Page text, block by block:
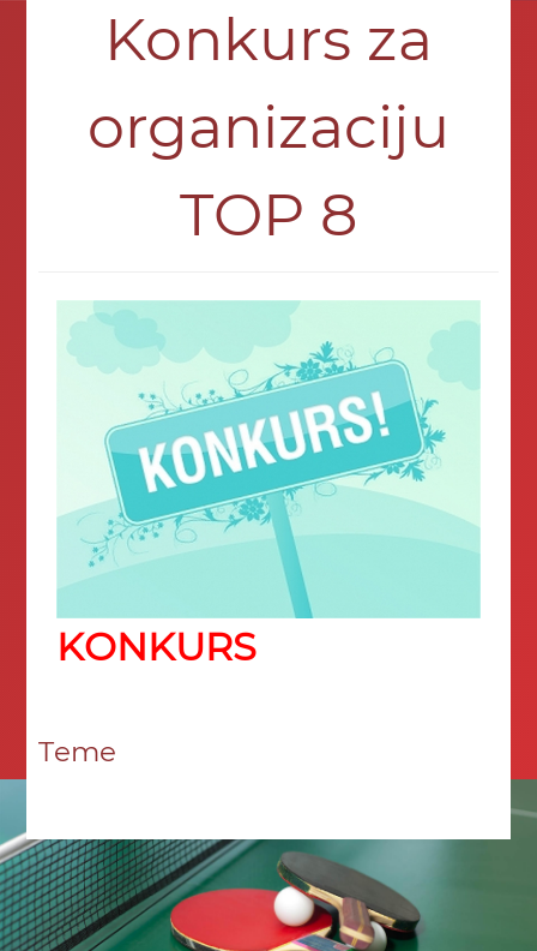
Konkurs za
organizaciju
TOP 8
KONKURS
Teme